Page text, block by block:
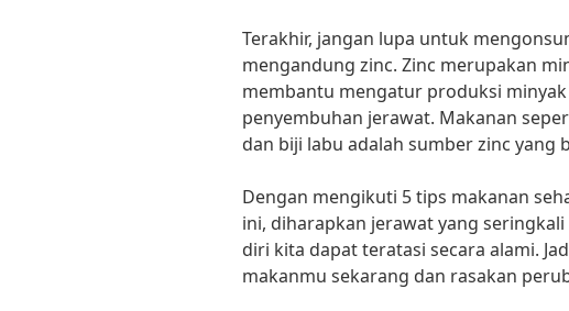
Terakhir, jangan lupa untuk
mengandung zinc. Zinc merupakan
membantu mengatur produksi
penyembuhan jerawat. Makanan
dan biji labu adalah sumber zinc yang
Dengan mengikuti 5 tips makanan
ini, diharapkan jerawat yang
diri kita dapat teratasi secara alami.
makanmu sekarang dan rasakan